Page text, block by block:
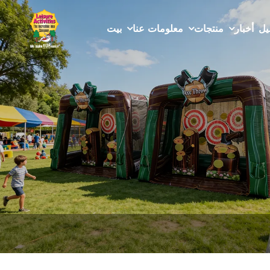
بيت معلومات عنا منتجات أخبار